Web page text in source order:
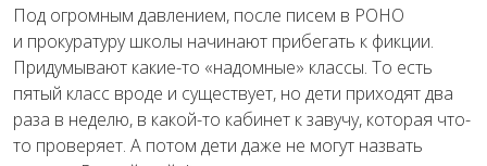
Под огромным давлением, после писем в РОНО
и прокуратуру школы начинают прибегать к фикции.
Придумывают какие-то «надомные» классы. То есть
пятый класс вроде и существует, но дети приходят два
раза в неделю, в какой-то кабинет к завучу, которая что-
то проверяет. А потом дети даже не могут назвать